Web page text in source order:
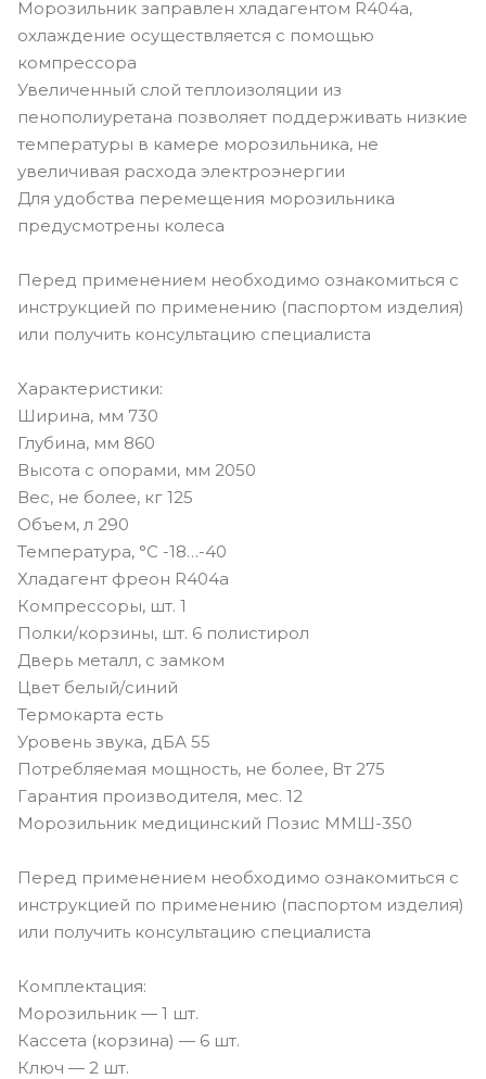
Морозильник заправлен хладагентом R404а,
охлаждение осуществляется с помощью
компрессора
Увеличенный слой теплоизоляции из
пенополиуретана позволяет поддерживать низкие
температуры в камере морозильника, не
увеличивая расхода электроэнергии
Для удобства перемещения морозильника
предусмотрены колеса
Перед применением необходимо ознакомиться с
инструкцией по применению (паспортом изделия)
или получить консультацию специалиста
Характеристики:
Ширина, мм 730
Глубина, мм 860
Высота с опорами, мм 2050
Вес, не более, кг 125
Объем, л 290
Температура, °C -18…-40
Хладагент фреон R404а
Компрессоры, шт. 1
Полки/корзины, шт. 6 полистирол
Дверь металл, с замком
Цвет белый/синий
Термокарта есть
Уровень звука, дБА 55
Потребляемая мощность, не более, Вт 275
Гарантия производителя, мес. 12
Морозильник медицинский Позис ММШ-350
Перед применением необходимо ознакомиться с
инструкцией по применению (паспортом изделия)
или получить консультацию специалиста
Комплектация:
Морозильник — 1 шт.
Кассета (корзина) — 6 шт.
Ключ — 2 шт.